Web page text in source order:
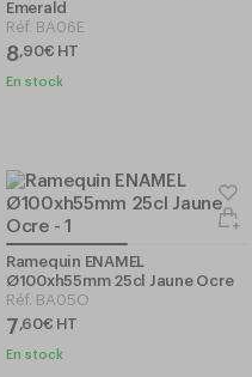
Emerald
Réf. BA06E
8,90€ HT
En stock
Ramequin ENAMEL
Ø100xh55mm 25cl Jaune Ocre
Réf. BA05O
7,60€ HT
En stock